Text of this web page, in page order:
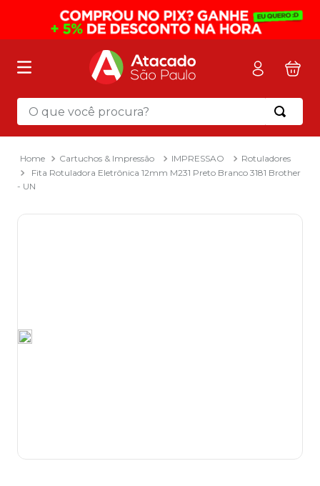
O que você procura?
Cartuchos & Impressão IMPRESSAO
Rotuladores
Fita Rotuladora Eletrônica 12mm M231 Preto Branco 3181 Brother
- UN
Termos mais buscados
mochila
2º sacola
8